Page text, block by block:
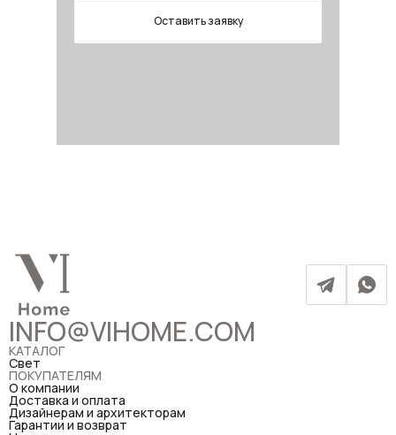
Оставить заявку
INFO@VIHOME.COM
КАТАЛОГ
Свет
ПОКУПАТЕЛЯМ
О компании
Доставка и оплата
Дизайнерам и архитекторам
Гарантии и возврат